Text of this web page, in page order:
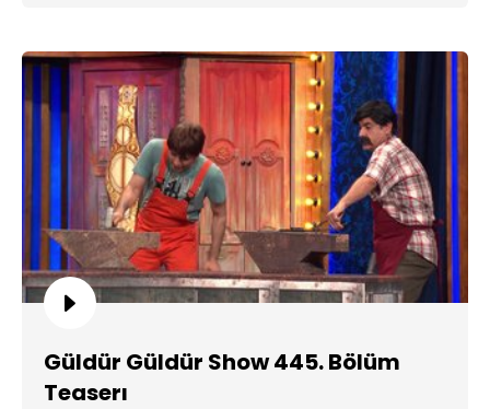
Güldür Güldür Show 445. Bölüm
Teaserı